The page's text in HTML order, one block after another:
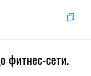
фитнес-сети.